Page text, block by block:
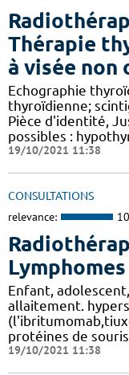
Thérapie
à visée non
Echographie
thyroïdienne;
Pièce d'identité,
possibles :
19/10/2021 11:38
CONSULTATIONS
relevance:
Lymphomes
Enfant,
allaitement.
protéines de
19/10/2021 11:38